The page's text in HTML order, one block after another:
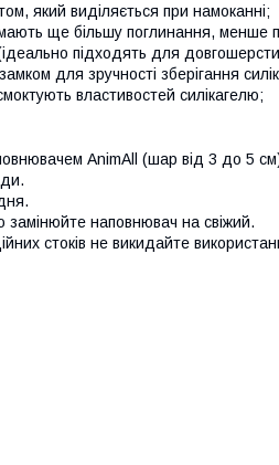
який виділяється при намоканні;
мають ще більшу поглинання,
підходять для
для зручності зберігання
властивостей силікагелю;
AnimAll (шар від 3 до 5
замінюйте наповнювач на свіжий.
стоків не викидайте